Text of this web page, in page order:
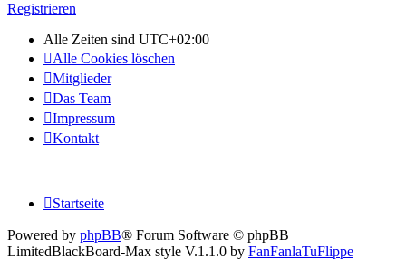
Registrieren
Alle Zeiten sind UTC+02:00
Alle Cookies löschen
Mitglieder
Das Team
Impressum
Kontakt
Startseite
Powered by phpBB® Forum Software © phpBB
LimitedBlackBoard-Max style V.1.1.0 by FanFanlaTuFlippe